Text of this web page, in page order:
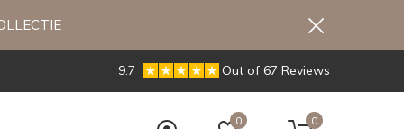
0 0
9.7 Out of 67 Reviews